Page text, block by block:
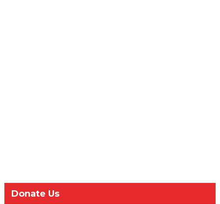
Donate Us